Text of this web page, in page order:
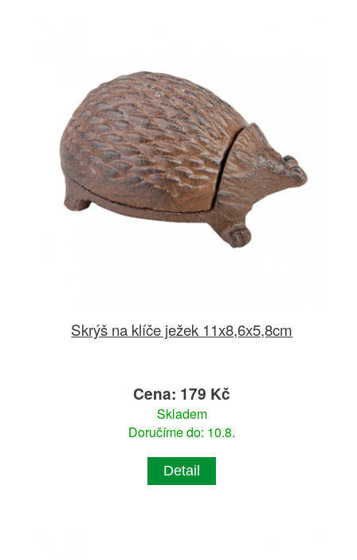
Skrýš na klíče ježek 11x8,6x5,8cm
Cena: 179 Kč
Skladem
Doručíme do: 10.8.
Detail